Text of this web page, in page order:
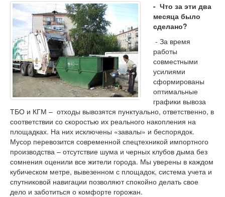
- Что за эти два
месяца было
сделано?
- За время
работы
совместными
усилиями
сформированы
оптимальные
графики вывоза
ТБО и КГМ – отходы вывозятся пунктуально, ответственно, в
соответствии со скоростью их реального накопления на
площадках. На них исключены «завалы» и беспорядок.
Мусор перевозится современной спецтехникой импортного
производства – отсутствие шума и черных клубов дыма без
сомнения оценили все жители города. Мы уверены в каждом
кубическом метре, вывезенном с площадок, система учета и
спутниковой навигации позволяют спокойно делать свое
дело и заботиться о комфорте горожан.